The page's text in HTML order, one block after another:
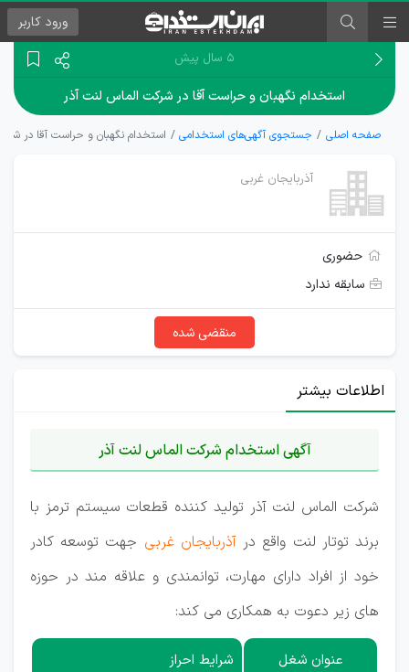
ورود کاربر
۵ سال پیش
استخدام نگهبان و حراست آقا در شرکت الماس لنت آذر
صفحه اصلی جستجوی آگهی‌های استخدامی استخدام نگهبان و حراست آقا در
آذربایجان غربی
حضوری
سابقه ندارد
منقضی شده
اطلاعات بیشتر
آگهی استخدام شرکت الماس لنت آذر
شرکت الماس لنت آذر تولید کننده قطعات سیستم ترمز با
برند توتار لنت واقع درآذربایجان غربی جهت توسعه کادر
خود از افراد دارای مهارت، توانمندی و علاقه مند در حوزه
های زیر دعوت به همکاری می کند:
عنوان شغل شرایط احراز